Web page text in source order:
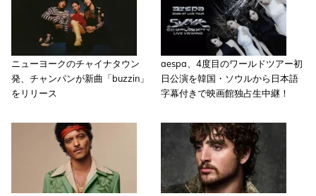
ニューヨークのチャイナタウン
発、チャンパンが新曲「buzzin」
をリリース
aespa、4度目のワールドツアー初
日公演を韓国・ソウルから日本語
字幕付きで映画館独占生中継！